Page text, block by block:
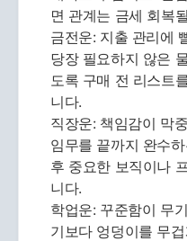
면 관계는 금세 회복
금전운: 지출 관리에
당장 필요하지 않은
도록 구매 전 리스트
니다.
직장운: 책임감이 막
임무를 끝까지 완수
후 중요한 보직이나
니다.
학업운: 꾸준함이 무
기보다 엉덩이를 무